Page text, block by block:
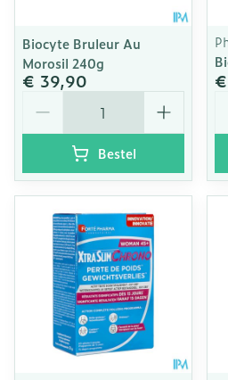
Biocyte Bruleur Au
Morosil 240g
€ 39,90
Bestel